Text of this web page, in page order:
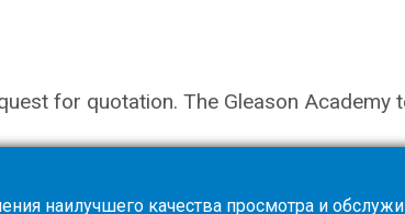
for quotation. The Gleason Academy
наилучшего качества просмотра и